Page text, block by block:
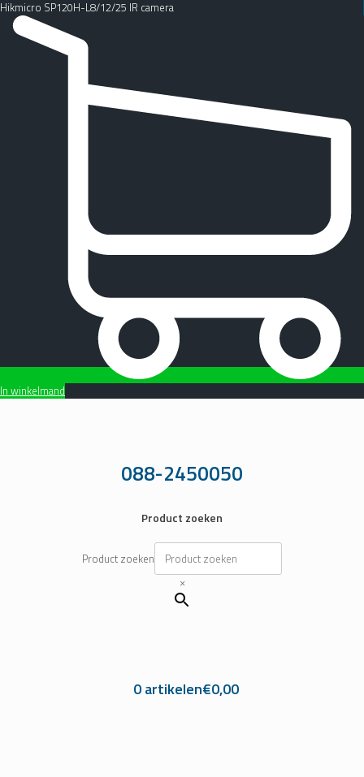
Hikmicro SP120H-L8/12/25 IR camera
In winkelmand
088-2450050
Product zoeken
Product zoeken
×
0 artikelen€0,00